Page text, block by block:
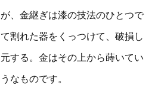
、金継ぎは漆の技法のひとつで
割れた器をくっつけて、破損し
する。金はその上から蒔いてい
なものです。